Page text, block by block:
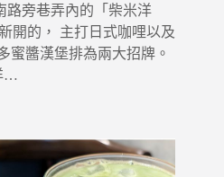
路旁巷弄內的「柴米洋
開的， 主打日式咖哩以及
蜜醬漢堡排為兩大招牌。
…